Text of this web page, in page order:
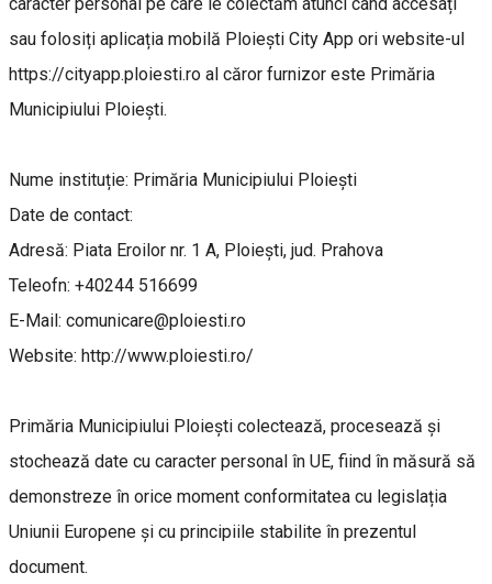
sau folosiți aplicația mobilă Ploiești City App ori website-ul
https://cityapp.ploiesti.ro al căror furnizor este Primăria
Municipiului Ploiești.
Nume instituție: Primăria Municipiului Ploiești
Date de contact:
Adresă: Piata Eroilor nr. 1 A, Ploiești, jud. Prahova
Teleofn: +40244 516699
E-Mail: comunicare@ploiesti.ro
Website: http://www.ploiesti.ro/
Primăria Municipiului Ploiești colectează, procesează și
stochează date cu caracter personal în UE, fiind în măsură să
demonstreze în orice moment conformitatea cu legislația
Uniunii Europene și cu principiile stabilite în prezentul
document.